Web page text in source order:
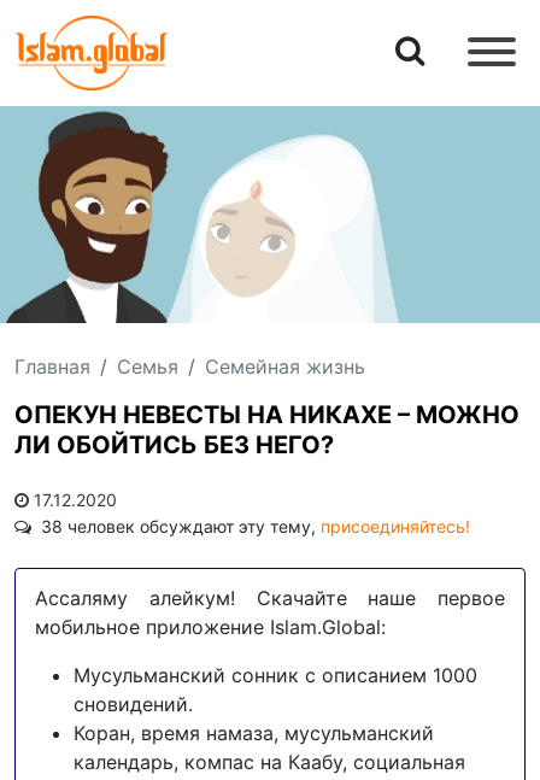
Главная Семья Семейная жизнь
ОПЕКУН НЕВЕСТЫ НА НИКАХЕ – МОЖНО
ЛИ ОБОЙТИСЬ БЕЗ НЕГО?
17.12.2020
38 человек обсуждают эту тему, присоединяйтесь!
Ассаляму алейкум! Скачайте наше первое
мобильное приложение Islam.Global:
Мусульманский сонник с описанием 1000
сновидений.
Коран, время намаза, мусульманский
календарь, компас на Каабу, социальная